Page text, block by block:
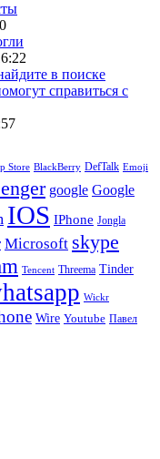
в поиске
справиться с
Store BlackBerry DefTalk Emoji
google Google
IOS IPhone Jongla
Microsoft skype
Tencent Threema Tinder
Wickr
Wire Youtube Павел